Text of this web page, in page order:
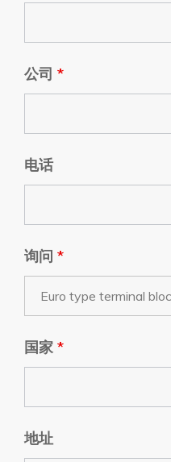
公司 *
电话
询问 *
国家 *
地址